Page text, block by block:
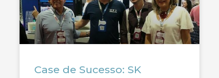
Case de Sucesso: SK